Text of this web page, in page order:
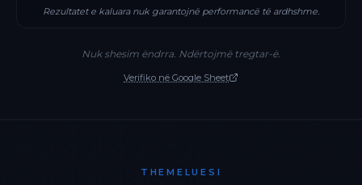
Rezultatet e kaluara nuk garantojnë performancë të ardhshme.
Nuk shesim ëndrra. Ndërtojmë tregtar-ë.
Verifiko në Google Sheet
THEMELUESI